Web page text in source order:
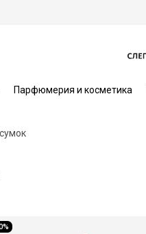
Парфюмерия и косметика